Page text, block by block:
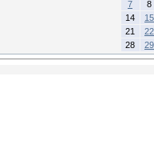
7
8
14
15
21
22
28
29